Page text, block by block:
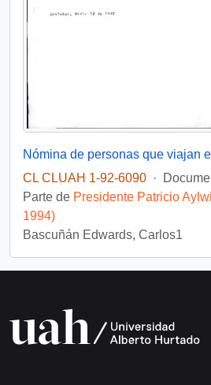
CL CLUAH 1-92-6090 ·
Parte de Presidente Patricio
1994)
Bascuñán Edwards, Carlos1